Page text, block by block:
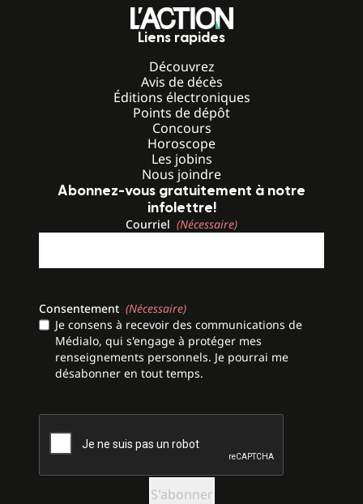
Liens rapides
Découvrez
Avis de décès
Éditions électroniques
Points de dépôt
Concours
Horoscope
Les jobins
Nous joindre
Abonnez-vous gratuitement à notre
infolettre!
Courriel (Nécessaire)
Consentement (Nécessaire)
Je consens à recevoir des communications de
Médialo, qui s'engage à protéger mes
renseignements personnels. Je pourrai me
désabonner en tout temps.
CAPTCHA